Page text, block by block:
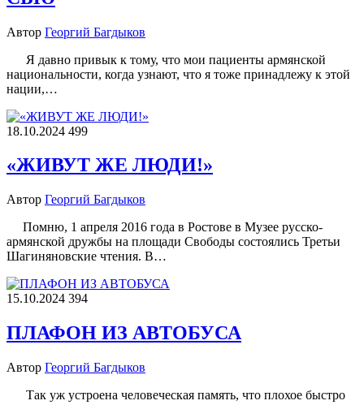
Автор Георгий Багдыков
Я давно привык к тому, что мои пациенты армянской
национальности, когда узнают, что я тоже принадлежу к этой
нации,…
18.10.2024 499
«ЖИВУТ ЖЕ ЛЮДИ!»
Автор Георгий Багдыков
Помню, 1 апреля 2016 года в Ростове в Музее русско-
армянской дружбы на площади Свободы состоялись Третьи
Шагиняновские чтения. В…
15.10.2024 394
ПЛАФОН ИЗ АВТОБУСА
Автор Георгий Багдыков
Так уж устроена человеческая память, что плохое быстро